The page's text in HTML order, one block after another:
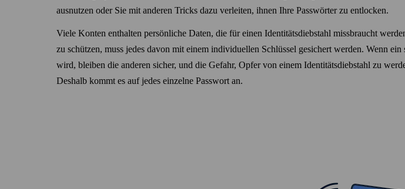
ausnutzen oder Sie mit anderen Tricks dazu verleiten, ihnen Ihre Pass­wörter zu entlocken.
Viele Konten enthalten persönliche Daten, die für einen Identitäts­diebstahl miss­braucht
zu schützen, muss jedes davon mit einem individuellen Schlüssel gesichert werden. Wenn ein
wird, bleiben die anderen sicher, und die Gefahr, Opfer von einem Identitäts­diebstahl zu
Deshalb kommt es auf jedes einzelne Pass­wort an.